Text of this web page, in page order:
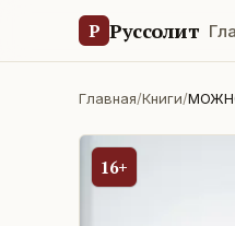
Р Руссолит
Главная/Книги/
16+